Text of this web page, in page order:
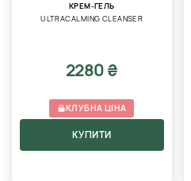
КРЕМ-ГЕЛЬ
ULTRACALMING CLEANSER
2280 ₴
КЛУБНА ЦІНА
КУПИТИ